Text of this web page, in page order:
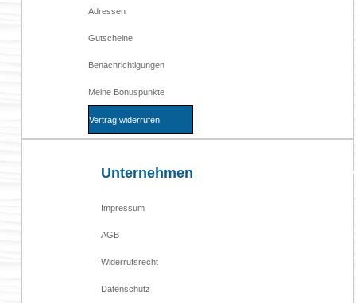
Adressen
Gutscheine
Benachrichtigungen
Meine Bonuspunkte
Vertrag widerrufen
Unternehmen
Impressum
AGB
Widerrufsrecht
Datenschutz